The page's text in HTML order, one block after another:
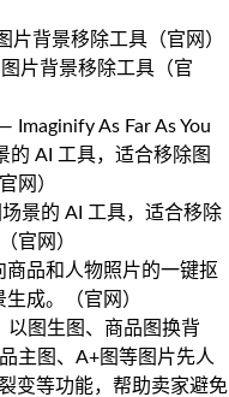
片背景移除工具（官网 ）
片背景移除工具（官
— Imaginify As Far As You
的 AI 工具，适合移除图
官网 ）
景的 AI 工具，适合移除
官网 ）
商品和人物照片的一键抠
生成。（官网 ）
以图生图、商品图换背
主图、A+图等图片先人
变等功能，帮助卖家避免